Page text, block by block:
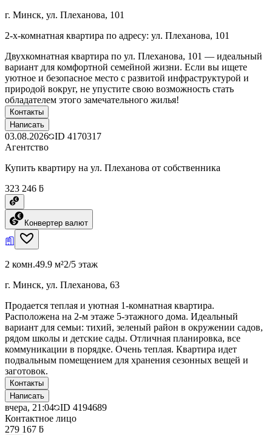
г. Минск, ул. Плеханова, 101
2-х-комнатная квартира по адресу: ул. Плеханова, 101
Двухкомнатная квартира по ул. Плеханова, 101 — идеальный
вариант для комфортной семейной жизни. Если вы ищете
уютное и безопасное место с развитой инфраструктурой и
природой вокруг, не упустите свою возможность стать
обладателем этого замечательного жилья!
Контакты
Написать
03.08.2026 ID 4170317
Агентство
Купить квартиру на ул. Плеханова от собственника
323 246 ƃ
Конвертер валют
2 комн.49.9 м²2/5 этаж
г. Минск, ул. Плеханова, 63
Продается теплая и уютная 1-комнатная квартира.
Расположена на 2-м этаже 5-этажного дома. Идеальный
вариант для семьи: тихий, зеленый район в окружении садов,
рядом школы и детские сады. Отличная планировка, все
коммуникации в порядке. Очень теплая. Квартира идет
подвальным помещением для хранения сезонных вещей и
заготовок.
Контакты
Написать
вчера, 21:04 ID 4194689
Контактное лицо
279 167 ƃ